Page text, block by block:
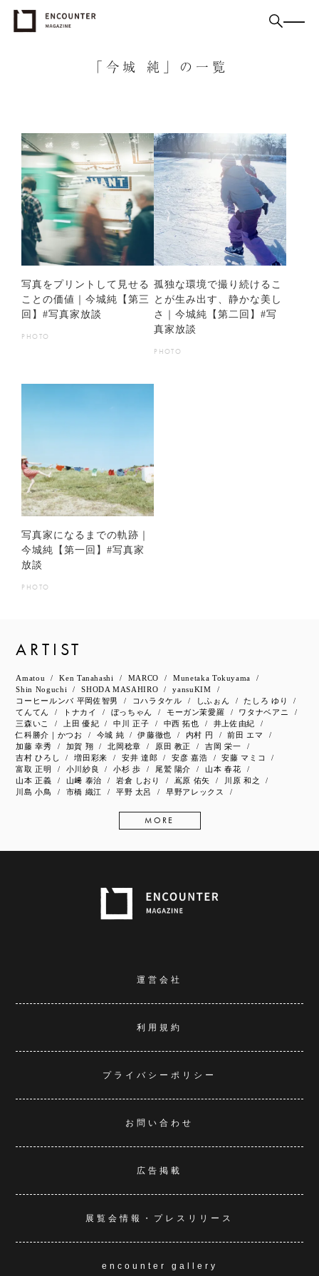
「今城 純」の一覧
写真をプリントして見せる
ことの価値｜今城純【第三
回】#写真家放談
PHOTO
孤独な環境で撮り続けるこ
とが生み出す、静かな美し
さ｜今城純【第二回】#写
真家放談
PHOTO
写真家になるまでの軌跡｜
今城純【第一回】#写真家
放談
PHOTO
ARTIST
Amatou Ken Tanahashi MARCO
Munetaka Tokuyama
Shin Noguchi
SHODA MASAHIRO
yansuKIM
コーヒールンバ 平岡佐智男
コハラタケル しふぉん
たしろ ゆり
てんてん
トナカイ ぼっちゃん モーガン茉愛羅
ワタナベアニ
三森いこ
上田 優紀 中川 正子 中西 拓也
井上佐由紀
仁科勝介｜かつお
今城 純 伊藤徹也 内村 円
前田 エマ
加藤 幸秀
加賀 翔 北岡稔章 原田 教正
吉岡 栄一
吉村 ひろし
増田彩来 安井 達郎 安彦 嘉浩
安藤 マミコ
富取 正明
小川紗良 小杉 歩 尾鷲 陽介
山本 春花
山本 正義
山﨑 泰治 岩倉 しおり 嶌原 佑矢
川原 和之
川島 小鳥
市橋 織江 平野 太呂 早野アレックス
MORE
運営会社
利用規約
プライバシーポリシー
お問い合わせ
広告掲載
展覧会情報・プレスリリース
encounter gallery